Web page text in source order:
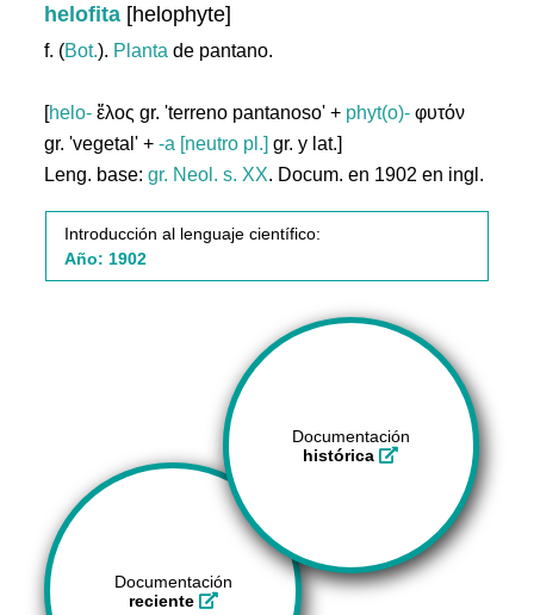
helofita [helophyte]
f. (Bot.). Planta de pantano.
[helo- ἕλος gr. 'terreno pantanoso' + phyt(o)- φυτόν
gr. 'vegetal' +-a [neutro pl.] gr. y lat.]
Leng. base:gr. Neol. s. XX. Docum. en 1902 en ingl.
Introducción al lenguaje científico:
Año: 1902
Documentación
histórica
Documentación
reciente